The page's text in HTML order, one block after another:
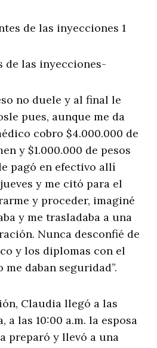
de las inyecciones-
no duele y al final le
pues, aunque me da
cobro $4.000.000 de
y $1.000.000 de pesos
pagó en efectivo allí
y me citó para el
y proceder, imaginé
y me trasladaba a una
Nunca desconfié de
y los diplomas con el
daban seguridad”.
Claudia llegó a las
a las 10:00 a.m. la esposa
preparó y llevó a una